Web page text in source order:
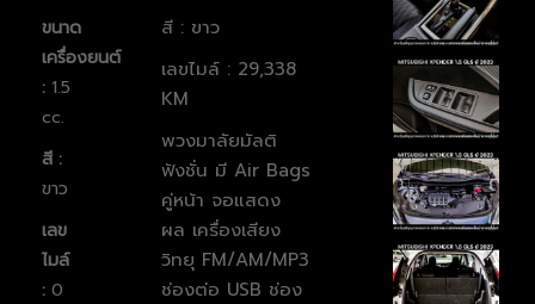
ขนาด
เครื่องยนต์
: 1.5
cc.
สี :
ขาว
เลข
ไมล์
: 0
สี : ขาว
เลขไมล์ : 29,338
KM
พวงมาลัยมัลติ
ฟังชั่น มี Air Bags
คู่หน้า จอแสดง
ผล เครื่องเสียง
วิทยุ FM/AM/MP3
ช่องต่อ USB ช่อง